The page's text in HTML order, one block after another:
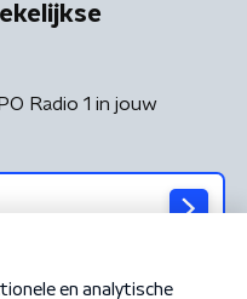
Radio 1 in jouw